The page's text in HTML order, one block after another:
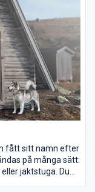
fått sitt namn efter
på många sätt:
jaktstuga. Du